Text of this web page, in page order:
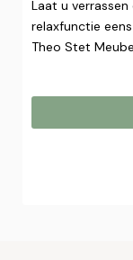
Laat u
relaxfunctie
Theo Stet